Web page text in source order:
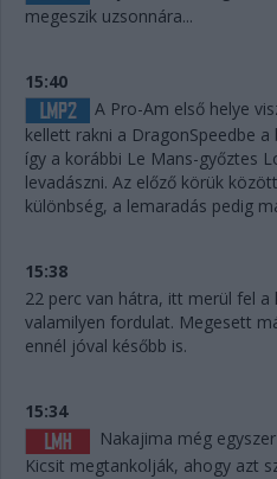
megeszik uzsonnára...
15:40
A Pro-Am első helye
kellett rakni a DragonSpeedbe
így a korábbi Le Mans-győztes
levadászni. Az előző körük
különbség, a lemaradás pedig
15:38
22 perc van hátra, itt merül fel a
valamilyen fordulat. Megesett
ennél jóval később is.
15:34
Nakajima még
Kicsit megtankolják, ahogy azt